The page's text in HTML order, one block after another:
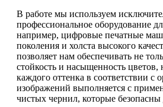
В работе мы используем
профессиональное оборудование
например, цифровые печатные
поколения и холста высокого
позволяет нам обеспечивать не
стойкость и насыщенность цветов,
каждого оттенка в соответствии с
изображений выполняется с
чистых чернил, которые безопасны